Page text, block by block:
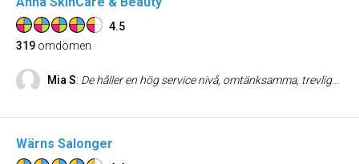
4.5
319 omdömen
Mia S: De håller en hög service nivå, omtänksamma, trevliga, bemöter kunden exemplariskt, alla är otroligt kompetenta inom sina områden, kan varmt rekommendera Anna SkinCare & Beauty. De har ett stort utbud och det känns väldigt skönt att man kan boka en ansiktsbehandling och sedan boka en fotvård osv.
Wärns Salonger